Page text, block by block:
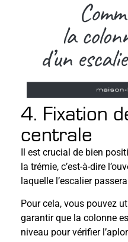
4. Fixation
centrale
Il est crucial de bien
la trémie, c’est-à-dire
laquelle l’escalier
Pour cela, vous pouvez
garantir que la colonne
niveau pour vérifier